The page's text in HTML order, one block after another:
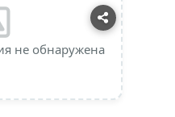
не обнаружена